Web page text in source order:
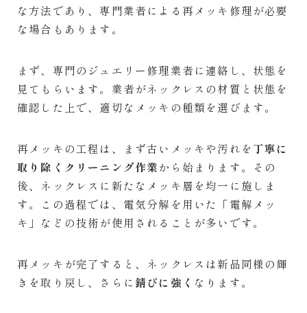
な方法であり、専門業者による再メッキ修理が必要
な場合もあります。
まず、専門のジュエリー修理業者に連絡し、状態を
見てもらいます。業者がネックレスの材質と状態を
確認した上で、適切なメッキの種類を選びます。
再メッキの工程は、まず古いメッキや汚れを 丁寧に
取り除くクリーニング作業から始まります。その
後、ネックレスに新たなメッキ層を均一に施しま
す。この過程では、電気分解を用いた「電解メッ
キ」などの技術が使用されることが多いです。
再メッキが完了すると、ネックレスは新品同様の輝
きを取り戻し、さらに 錆びに強く なります。